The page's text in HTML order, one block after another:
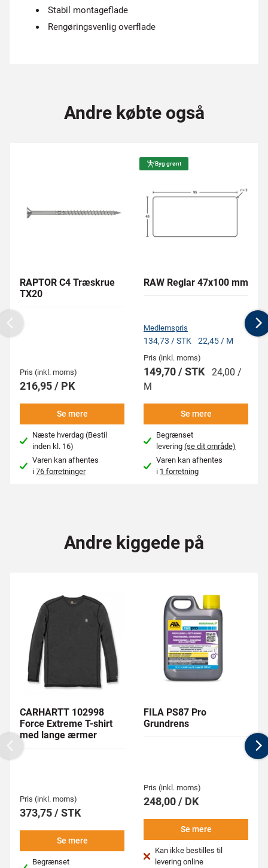
Stabil montageflade
Rengøringsvenlig overflade
Andre købte også
RAPTOR C4 Træskrue
TX20
Pris (inkl. moms)
216,95 / PK
Se mere
Næste hverdag (Bestil
inden kl. 16)
Varen kan afhentes
i76 forretninger
Byg grønt
RAW Reglar 47x100 mm
Medlemspris
134,73 / STK 22,45 / M
Pris (inkl. moms)
149,70 / STK 24,00 /
M
Se mere
Begrænset
levering(se dit område)
Varen kan afhentes
i 1 forretning
Previous
Andre kiggede på
CARHARTT 102998
Force Extreme T-shirt
med lange ærmer
Pris (inkl. moms)
373,75 / STK
Se mere
Begrænset
FILA PS87 Pro
Grundrens
Pris (inkl. moms)
248,00 / DK
Se mere
Kan ikke bestilles til
levering online
Previous